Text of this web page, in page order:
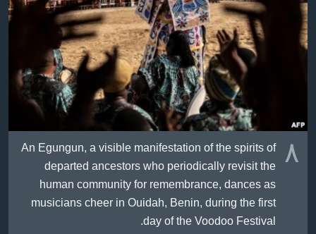
٨ An Egungun, a visible manifestation of the spirits of
departed ancestors who periodically revisit the
human community for remembrance, dances as
musicians cheer in Ouidah, Benin, during the first
day of the Voodoo Festival.